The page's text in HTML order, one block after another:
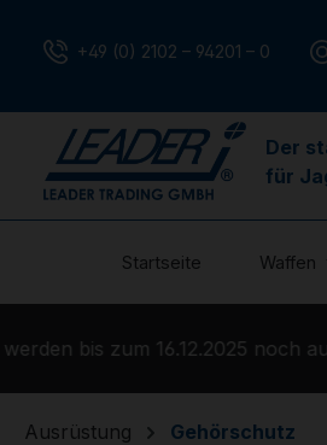
+49 (0) 2102 – 94201 – 0
Der
für
Startseite Waffen
bis zum 16.12.2025 noch
Ausrüstung Gehörschutz